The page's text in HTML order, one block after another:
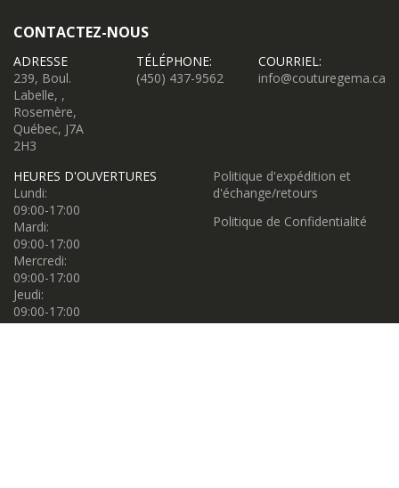
CONTACTEZ-NOUS
ADRESSE
239, Boul.
Labelle, ,
Rosemère,
Québec, J7A
2H3
TÉLÉPHONE:
(450) 437-9562
COURRIEL:
info@couturegema.ca
HEURES D'OUVERTURES
Lundi:
09:00-17:00
Mardi:
09:00-17:00
Mercredi:
09:00-17:00
Jeudi:
09:00-17:00
Vendredi:
Politique d'expédition et
d'échange/retours
Politique de Confidentialité